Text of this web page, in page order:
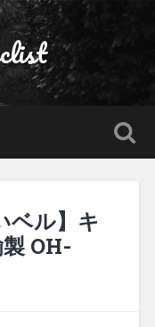
ベル】キ
OH-